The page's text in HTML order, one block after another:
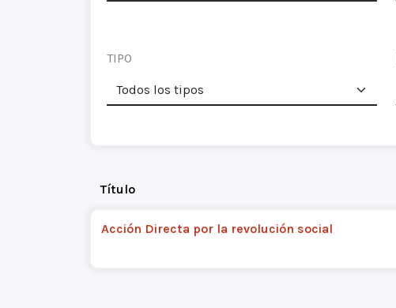
TIPO
Título
Acción Directa por la revolución social